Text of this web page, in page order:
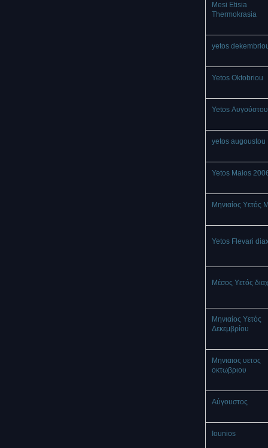
Mesi Etisia
Thermokrasia
yetos
Yetos Oktobriou
Yetos Αυγούστου
yetos augoustou
Yetos Maios
Μηνιαίος Υετός
Yetos Flevari
Μέσος Υετός
Μηνιαίος Υετός
Δεκεμβρίου
Μηνιαιος υετος
οκτωβριου
Αύγουστος
Iounios